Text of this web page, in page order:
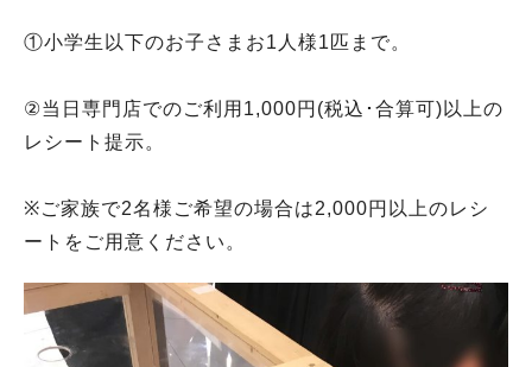
①小学生以下のお子さまお1人様1匹まで。
②当日専門店でのご利用1,000円(税込･合算可)以上の
レシート提示。
※ご家族で2名様ご希望の場合は2,000円以上のレシ
ートをご用意ください。